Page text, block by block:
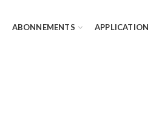
ABONNEMENTS APPLICATION